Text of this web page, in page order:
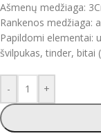
Ašmenų medžiaga:
Rankenos medžiaga:
Papildomi elementai:
švilpukas, tinder, bitai
- +